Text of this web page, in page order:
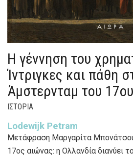
Η γέννηση του
Ίντριγκες και πάθη
Άμστερνταμ του
ΙΣΤΟΡΙΑ
Lodewijk Petram
Μετάφραση Μαργαρίτα
17ος αιώνας: η Ολλανδία διανύει